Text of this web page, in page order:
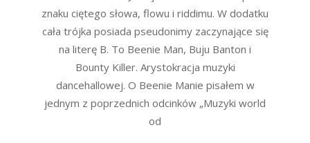
znaku ciętego słowa, flowu i riddimu. W dodatku
cała trójka posiada pseudonimy zaczynające się
na literę B. To Beenie Man, Buju Banton i
Bounty Killer. Arystokracja muzyki
dancehallowej. O Beenie Manie pisałem w
jednym z poprzednich odcinków „Muzyki world
od